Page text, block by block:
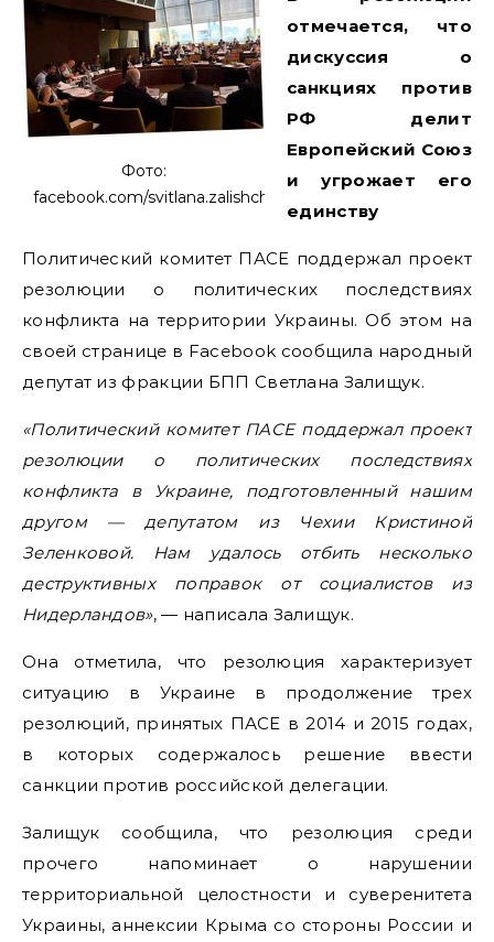
Фото:
facebook.com/svitlana.zalishchuk
отмечается, что
дискуссия о
санкциях против
РФ делит
Европейский Союз
и угрожает его
единству
Политический комитет ПАСЕ поддержал проект
резолюции о политических последствиях
конфликта на территории Украины. Об этом на
своей странице в Facebook сообщила народный
депутат из фракции БПП Светлана Залищук.
«Политический комитет ПАСЕ поддержал проект
резолюции о политических последствиях
конфликта в Украине, подготовленный нашим
другом — депутатом из Чехии Кристиной
Зеленковой. Нам удалось отбить несколько
деструктивных поправок от социалистов из
Нидерландов», — написала Залищук.
Она отметила, что резолюция характеризует
ситуацию в Украине в продолжение трех
резолюций, принятых ПАСЕ в 2014 и 2015 годах,
в которых содержалось решение ввести
санкции против российской делегации.
Залищук сообщила, что резолюция среди
прочего напоминает о нарушении
территориальной целостности и суверенитета
Украины, аннексии Крыма со стороны России и